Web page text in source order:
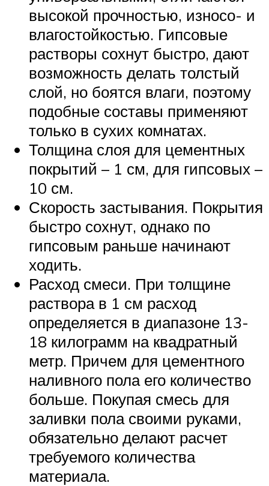
высокой прочностью, износо- и
влагостойкостью. Гипсовые
растворы сохнут быстро, дают
возможность делать толстый
слой, но боятся влаги, поэтому
подобные составы применяют
только в сухих комнатах.
Толщина слоя для цементных
покрытий – 1 см, для гипсовых –
10 см.
Скорость застывания. Покрытия
быстро сохнут, однако по
гипсовым раньше начинают
ходить.
Расход смеси. При толщине
раствора в 1 см расход
определяется в диапазоне 13-
18 килограмм на квадратный
метр. Причем для цементного
наливного пола его количество
больше. Покупая смесь для
заливки пола своими руками,
обязательно делают расчет
требуемого количества
материала.